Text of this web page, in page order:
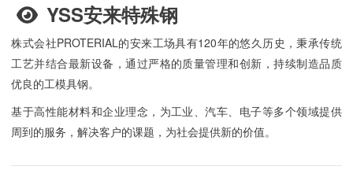
YSS安来特殊钢
株式会社PROTERIAL的安来工场具有120年的悠久历史，秉承传统
工艺并结合最新设备，通过严格的质量管理和创新，持续制造品质
优良的工模具钢。
基于高性能材料和企业理念，为工业、汽车、电子等多个领域提供
周到的服务，解决客户的课题，为社会提供新的价值。